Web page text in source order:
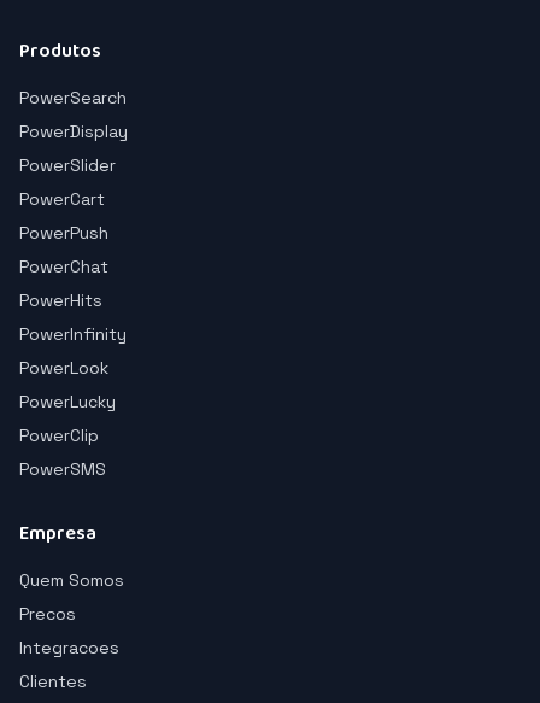
Produtos
PowerSearch
PowerDisplay
PowerSlider
PowerCart
PowerPush
PowerChat
PowerHits
PowerInfinity
PowerLook
PowerLucky
PowerClip
PowerSMS
Empresa
Quem Somos
Precos
Integracoes
Clientes